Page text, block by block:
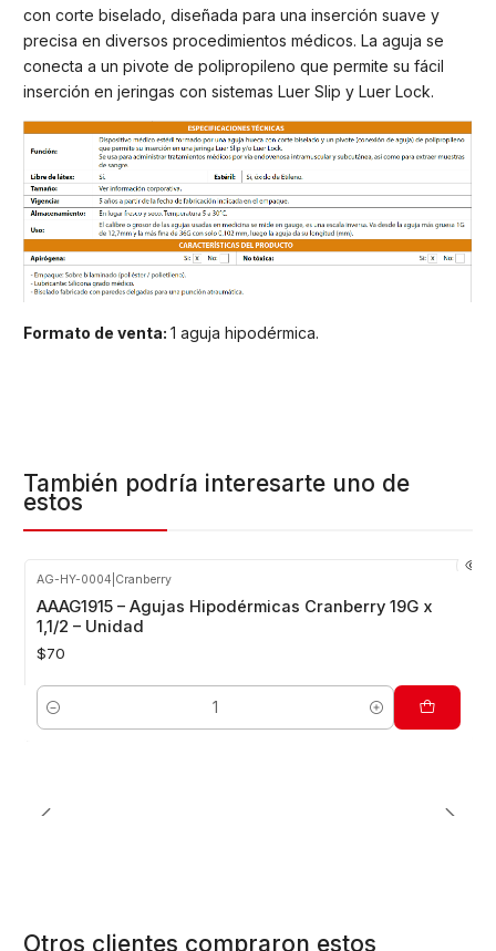
con corte biselado, diseñada para una inserción suave y
precisa en diversos procedimientos médicos. La aguja se
conecta a un pivote de polipropileno que permite su fácil
inserción en jeringas con sistemas Luer Slip y Luer Lock.
Formato de venta: 1 aguja hipodérmica.
También podría interesarte uno de
estos
AG-HY-0004 Cranberry
AAAG1915 – Agujas Hipodérmicas Cranberry 19G x
1,1/2 – Unidad
$70
Cantidad
Otros clientes compraron estos